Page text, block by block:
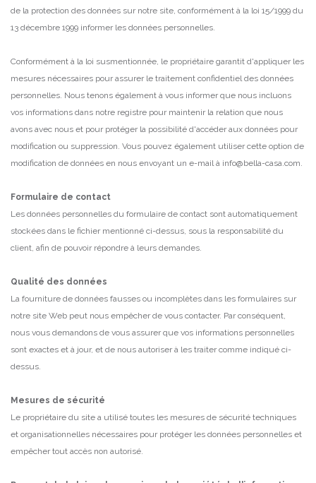
de la protection des données sur notre site, conformément à la loi 15/1999 du
13 décembre 1999 informer les données personnelles.
Conformément à la loi susmentionnée, le propriétaire garantit d'appliquer les
mesures nécessaires pour assurer le traitement confidentiel des données
personnelles. Nous tenons également à vous informer que nous incluons
vos informations dans notre registre pour maintenir la relation que nous
avons avec nous et pour protéger la possibilité d'accéder aux données pour
modification ou suppression. Vous pouvez également utiliser cette option de
modification de données en nous envoyant un e-mail à info@bella-casa.com.
Formulaire de contact
Les données personnelles du formulaire de contact sont automatiquement
stockées dans le fichier mentionné ci-dessus, sous la responsabilité du
client, afin de pouvoir répondre à leurs demandes.
Qualité des données
La fourniture de données fausses ou incomplètes dans les formulaires sur
notre site Web peut nous empêcher de vous contacter. Par conséquent,
nous vous demandons de vous assurer que vos informations personnelles
sont exactes et à jour, et de nous autoriser à les traiter comme indiqué ci-
dessus.
Mesures de sécurité
Le propriétaire du site a utilisé toutes les mesures de sécurité techniques
et organisationnelles nécessaires pour protéger les données personnelles et
empêcher tout accès non autorisé.